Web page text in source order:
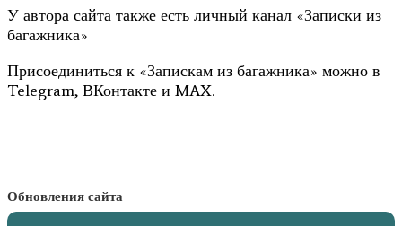
У автора сайта также есть личный канал «Записки из
багажника»
Присоединиться к «Запискам из багажника» можно в
Telegram, ВКонтакте и MAX.
Обновления сайта